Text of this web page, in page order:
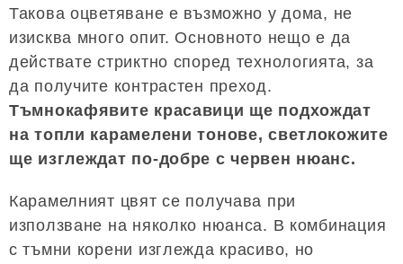
Такова оцветяване е възможно у дома, не
изисква много опит. Основното нещо е да
действате стриктно според технологията, за
да получите контрастен преход.
Тъмнокафявите красавици ще подхождат
на топли карамелени тонове, светлокожите
ще изглеждат по-добре с червен нюанс.
Карамелният цвят се получава при
използване на няколко нюанса. В комбинация
с тъмни корени изглежда красиво, но